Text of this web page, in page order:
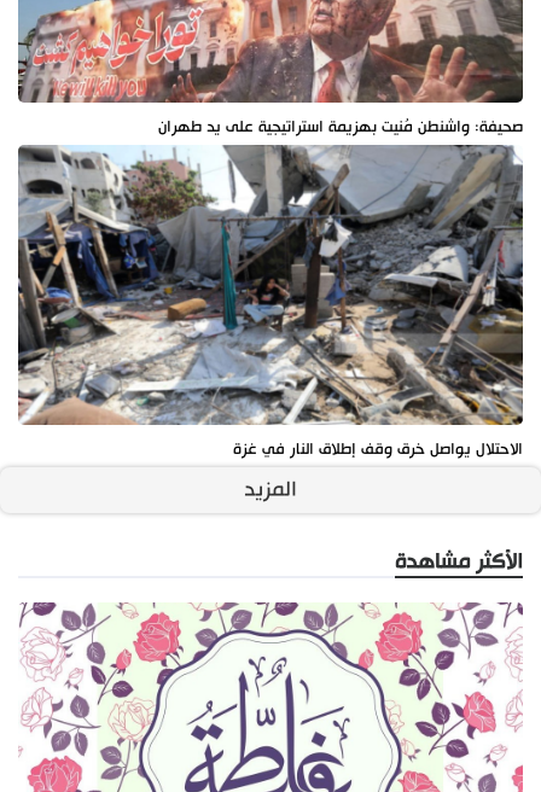
صحيفة: واشنطن مُنيت بهزيمة استراتيجية على يد طهران
الاحتلال يواصل خرق وقف إطلاق النار في غزة
المزيد
الأكثر مشاهدة